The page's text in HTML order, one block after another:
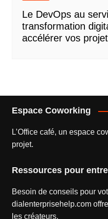
Le DevOps au
transformation
accélérer vos
Espace Coworking
L’Office café, un espace
projet.
Ressources pour
Besoin de conseils pour
dialenterprisehelp.com
les créateurs.